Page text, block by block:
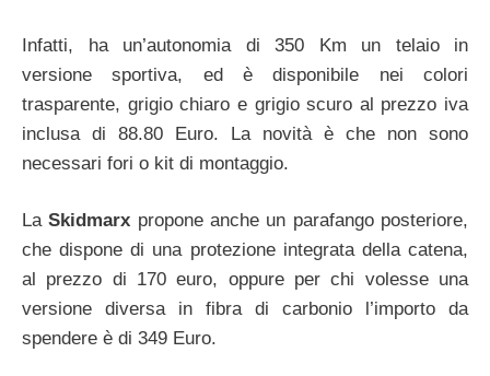
Infatti, ha un’autonomia di 350 Km un telaio in
versione sportiva, ed è disponibile nei colori
trasparente, grigio chiaro e grigio scuro al prezzo iva
inclusa di 88.80 Euro. La novità è che non sono
necessari fori o kit di montaggio.
LaSkidmarx propone anche un parafango posteriore,
che dispone di una protezione integrata della catena,
al prezzo di 170 euro, oppure per chi volesse una
versione diversa in fibra di carbonio l’importo da
spendere è di 349 Euro.